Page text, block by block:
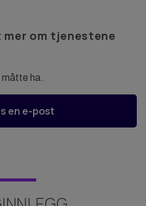
om tjenestene
ha.
en e-post